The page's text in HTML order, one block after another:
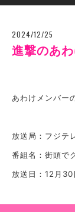
2024/12/25
進撃のあ
あわけメンバー
放送局：フジテ
番組名：街頭で
放送日：12月